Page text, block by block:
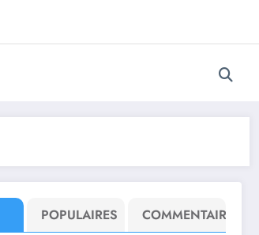
POPULAIRES COMMENTAIRE